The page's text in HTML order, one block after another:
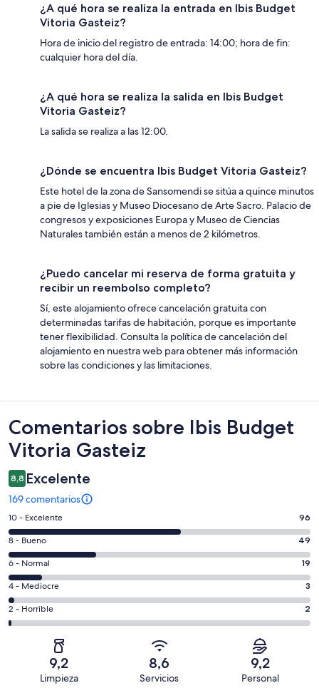
¿A qué hora se realiza la entrada en Ibis Budget
Vitoria Gasteiz?
Hora de inicio del registro de entrada: 14:00; hora de fin:
cualquier hora del día.
¿A qué hora se realiza la salida en Ibis Budget
Vitoria Gasteiz?
La salida se realiza a las 12:00.
¿Dónde se encuentra Ibis Budget Vitoria Gasteiz?
Este hotel de la zona de Sansomendi se sitúa a quince minutos
a pie de Iglesias y Museo Diocesano de Arte Sacro. Palacio de
congresos y exposiciones Europa y Museo de Ciencias
Naturales también están a menos de 2 kilómetros.
¿Puedo cancelar mi reserva de forma gratuita y
recibir un reembolso completo?
Sí, este alojamiento ofrece cancelación gratuita con
determinadas tarifas de habitación, porque es importante
tener flexibilidad. Consulta la política de cancelación del
alojamiento en nuestra web para obtener más información
sobre las condiciones y las limitaciones.
Comentarios
Comentarios sobre Ibis Budget
Vitoria Gasteiz
8,8 Excelente
169 comentarios
96
comentarios
de
un
total
de
169
con
puntuación
10 - Excelente 96
49
comentarios
de
un
total
de
169
puntuación
8 - Bueno 49
19
comentarios
de
un
total
6 - Normal 19
3
comentarios
de
4 - Mediocre 3
2
comentarios
2 - Horrible 2
9,2
Limpieza
8,6
Servicios
9,2
Personal